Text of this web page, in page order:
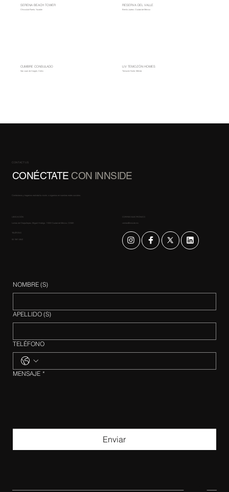
SERENA BEACH TOWER
Chicxulub Puerto, Yucatán
RESERVA DEL VALLE
Benito Juárez, Ciudad de México
CUMBRE CONSULADO
San Juan de Aragón, Cdmx
LIV TEMOZÓN HOMES
Temozón Norte, Mérida
NOMBRE (S)
APELLIDO (S)
TELÉFONO
MENSAJE *
Enviar
CONTACT US
CONÉCTATE CON INNSIDE
Contáctanos y hagamos realidad tu visión, o síguenos en nuestras redes sociales:
UBICACIÓN
Lomas de Chapultepec, Miguel Hidalgo, 11000 Ciudad de México, CDMX
CORREO ELECTRÓNICO
ventas@innside.mx
55 1561 4842